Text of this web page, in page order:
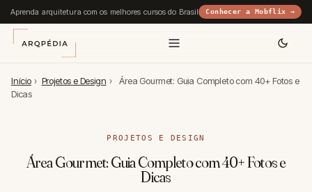
Aprenda arquitetura com os melhores cursos do Brasil Conhecer a Mobflix →
Início › Projetos e Design ›
Área Gourmet: Guia Completo com 40+ Fotos e
Dicas
PROJETOS E DESIGN
Área Gourmet: Guia Completo com 40+ Fotos e
Dicas